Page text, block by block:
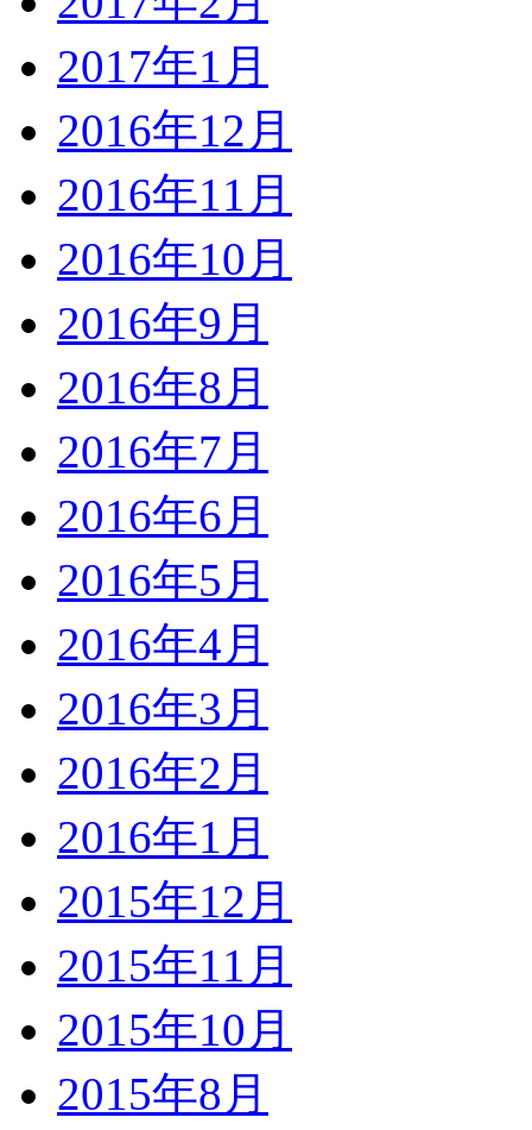
2017年1月
2016年12月
2016年11月
2016年10月
2016年9月
2016年8月
2016年7月
2016年6月
2016年5月
2016年4月
2016年3月
2016年2月
2016年1月
2015年12月
2015年11月
2015年10月
2015年8月